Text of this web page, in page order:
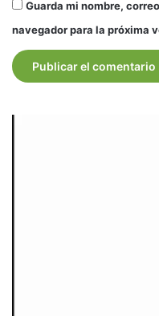
Guarda mi nombre,
navegador para la próxima